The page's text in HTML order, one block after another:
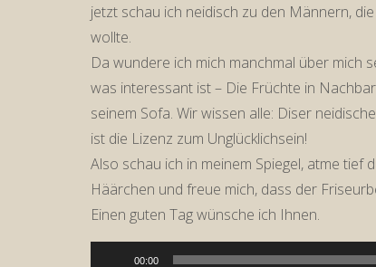
jetzt schau ich neidisch zu den Männern,
wollte.
Da wundere ich mich manchmal über mich
was interessant ist – Die Früchte in
seinem Sofa. Wir wissen alle: Diser
ist die Lizenz zum Unglücklichsein!
Also schau ich in meinem Spiegel, atme
Häärchen und freue mich, dass der
Einen guten Tag wünsche ich Ihnen.
00:00